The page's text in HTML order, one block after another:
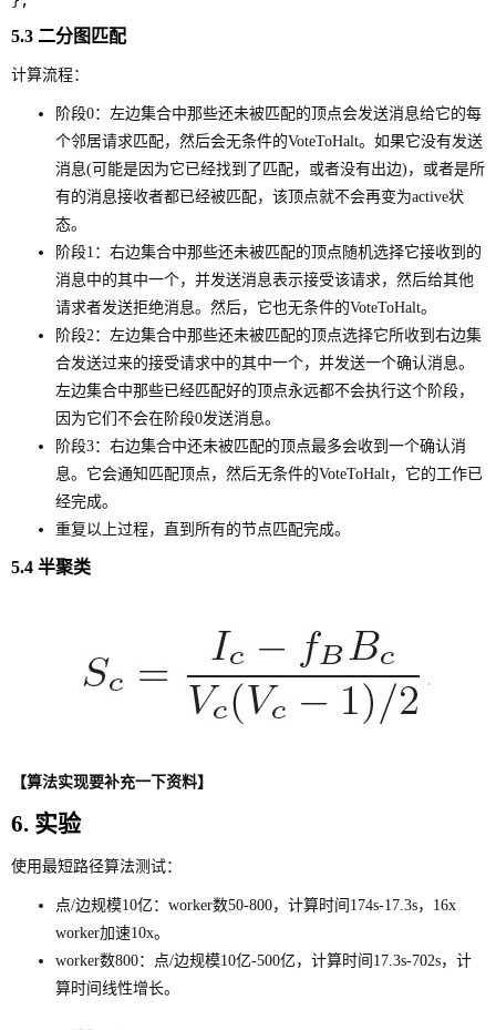
5.3 二分图匹配
计算流程：
阶段0：左边集合中那些还未被匹配的顶点会发送消息给它的每
个邻居请求匹配，然后会无条件的VoteToHalt。如果它没有发送
消息(可能是因为它已经找到了匹配，或者没有出边)，或者是所
有的消息接收者都已经被匹配，该顶点就不会再变为active状
态。
阶段1：右边集合中那些还未被匹配的顶点随机选择它接收到的
消息中的其中一个，并发送消息表示接受该请求，然后给其他
请求者发送拒绝消息。然后，它也无条件的VoteToHalt。
阶段2：左边集合中那些还未被匹配的顶点选择它所收到右边集
合发送过来的接受请求中的其中一个，并发送一个确认消息。
左边集合中那些已经匹配好的顶点永远都不会执行这个阶段，
因为它们不会在阶段0发送消息。
阶段3：右边集合中还未被匹配的顶点最多会收到一个确认消
息。它会通知匹配顶点，然后无条件的VoteToHalt，它的工作已
经完成。
重复以上过程，直到所有的节点匹配完成。
5.4 半聚类
【算法实现要补充一下资料】
6. 实验
使用最短路径算法测试：
点/边规模10亿：worker数50-800，计算时间174s-17.3s，16x
worker加速10x。
worker数800：点/边规模10亿-500亿，计算时间17.3s-702s，计
算时间线性增长。